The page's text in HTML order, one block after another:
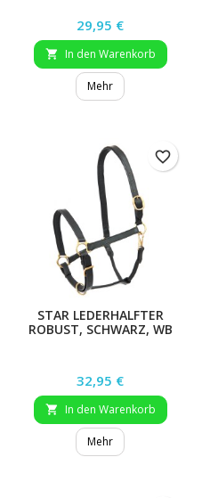
Preis
29,95 €
 In den Warenkorb
Mehr
STAR LEDERHALFTER
ROBUST, SCHWARZ, WB
Preis
32,95 €
 In den Warenkorb
Mehr
favorite_border